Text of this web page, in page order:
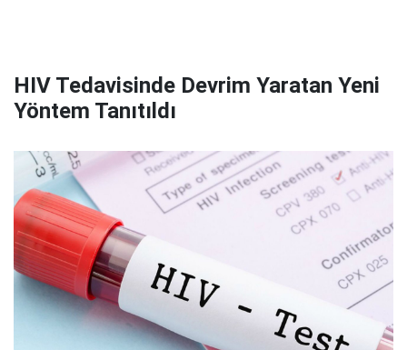
HIV Tedavisinde Devrim Yaratan Yeni
Yöntem Tanıtıldı